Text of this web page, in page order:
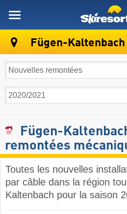
Fügen-Kaltenbach
Fügen-
remontées
Toutes les nouvelles
par câble dans la région
Kaltenbach pour la saison